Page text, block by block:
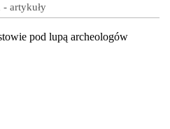
artykuły
pod lupą archeologów